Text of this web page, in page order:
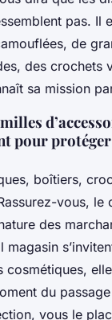
pas. Il
de
des crochets
sa mission
pour
boîtiers,
vous, le
des
magasin
cosmétiques,
du
vous le